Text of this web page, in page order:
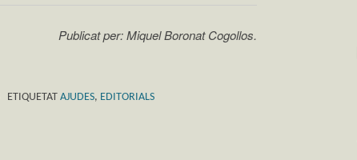
Publicat per: Miquel Boronat Cogollos.
ETIQUETAT AJUDES, EDITORIALS